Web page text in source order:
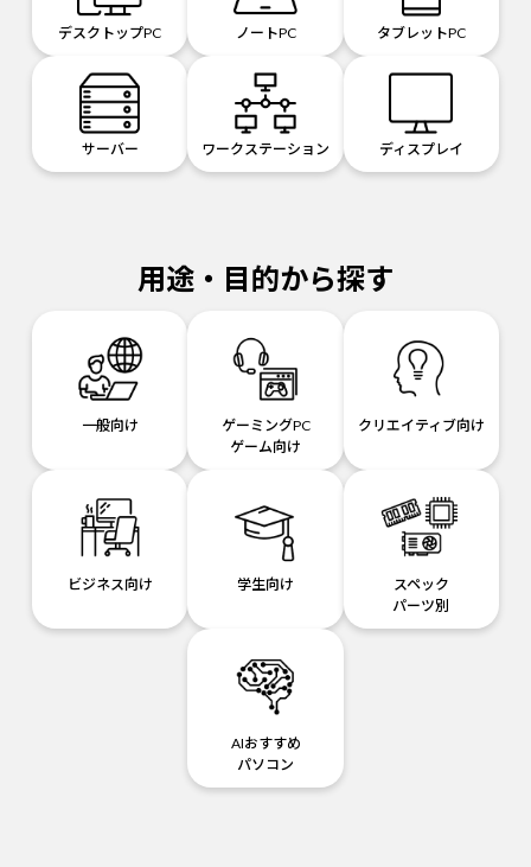
デスクトップPC ノートPC タブレットPC
サーバー ワークステーション ディスプレイ
用途・目的から探す
一般向け
ゲーミングPC
ゲーム向け
クリエイティブ向け
ビジネス向け 学生向け
スペック
パーツ別
AIおすすめ
パソコン